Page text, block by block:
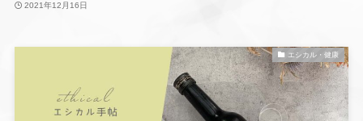
2021年12月16日
エシカル・健康